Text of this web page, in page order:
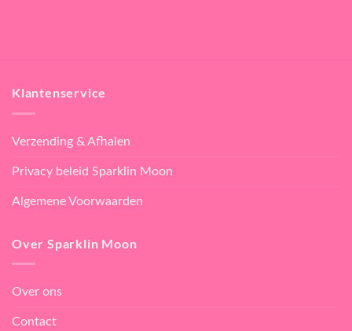
Klantenservice
Verzending & Afhalen
Privacy beleid Sparklin Moon
Algemene Voorwaarden
Over Sparklin Moon
Over ons
Contact